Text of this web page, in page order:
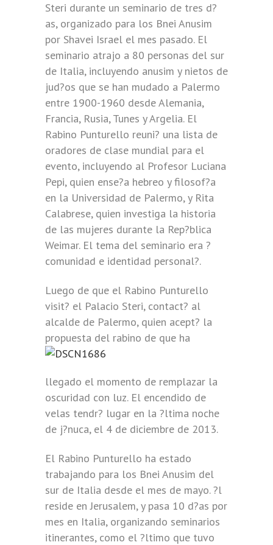
Steri durante un seminario de tres d?
as, organizado para los Bnei Anusim
por Shavei Israel el mes pasado. El
seminario atrajo a 80 personas del sur
de Italia, incluyendo anusim y nietos de
jud?os que se han mudado a Palermo
entre 1900-1960 desde Alemania,
Francia, Rusia, Tunes y Argelia. El
Rabino Punturello reuni? una lista de
oradores de clase mundial para el
evento, incluyendo al Profesor Luciana
Pepi, quien ense?a hebreo y filosof?a
en la Universidad de Palermo, y Rita
Calabrese, quien investiga la historia
de las mujeres durante la Rep?blica
Weimar. El tema del seminario era ?
comunidad e identidad personal?.
Luego de que el Rabino Punturello
visit? el Palacio Steri, contact? al
alcalde de Palermo, quien acept? la
propuesta del rabino de que ha
llegado el momento de remplazar la
oscuridad con luz. El encendido de
velas tendr? lugar en la ?ltima noche
de j?nuca, el 4 de diciembre de 2013.
El Rabino Punturello ha estado
trabajando para los Bnei Anusim del
sur de Italia desde el mes de mayo. ?l
reside en Jerusalem, y pasa 10 d?as por
mes en Italia, organizando seminarios
itinerantes, como el ?ltimo que tuvo